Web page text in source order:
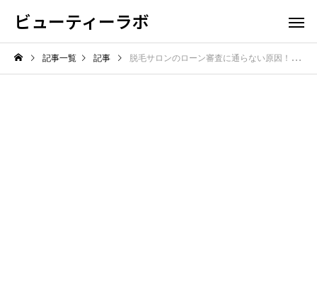
ビューティーラボ
記事一覧 記事 脱毛サロンのローン審査に通らない原因！信用情報を確認して対策を立てる